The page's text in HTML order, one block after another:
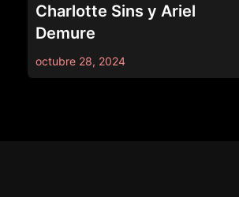
Charlotte Sins y Ariel
Demure
octubre 28, 2024